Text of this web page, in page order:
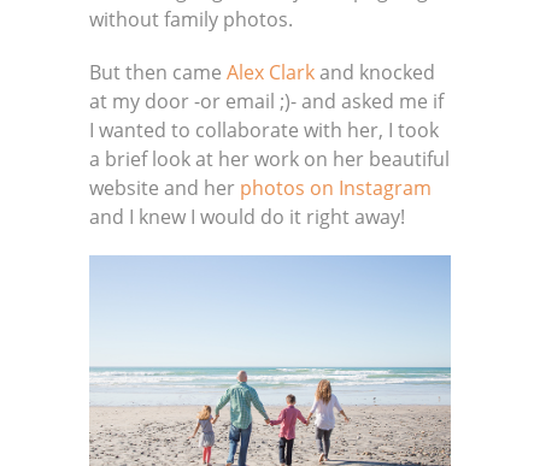
without family photos.
But then came Alex Clarkand knocked
at my door -or email ;)- and asked me if
I wanted to collaborate with her, I took
a brief look at her work on her beautiful
website and her photos on Instagram
and I knew I would do it right away!